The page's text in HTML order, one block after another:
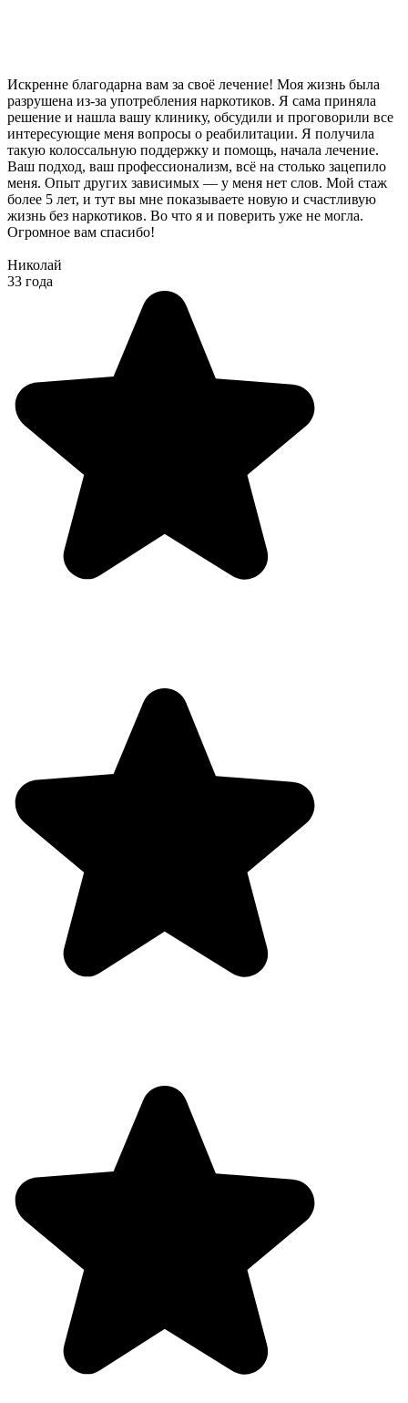
Искренне благодарна вам за своё лечение! Моя жизнь была
разрушена из-за употребления наркотиков. Я сама приняла
решение и нашла вашу клинику, обсудили и проговорили все
интересующие меня вопросы о реабилитации. Я получила
такую колоссальную поддержку и помощь, начала лечение.
Ваш подход, ваш профессионализм, всё на столько зацепило
меня. Опыт других зависимых — у меня нет слов. Мой стаж
более 5 лет, и тут вы мне показываете новую и счастливую
жизнь без наркотиков. Во что я и поверить уже не могла.
Огромное вам спасибо!
Николай
33 года